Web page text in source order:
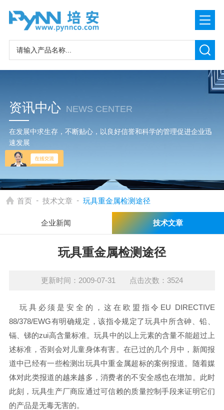
资讯中心 NEWS CENTER
在发展中求生存，不断贴心，以良好信誉和科学的管理促进企业迅
速发展
首页 - 技术文章 - 玩具重金属检测途径
企业新闻 技术文章
玩具重金属检测途径
更新时间：2009-07-31 点击次数：3524
玩具必须是安全的，这在欧盟指令EU DIRECTIVE
88/378/EWG有明确规定，该指令规定了玩具中所含砷、铅、
镉、锑的zui高含量标准。玩具中的以上元素的含量不能超过上
述标准，否则会对儿童身体有害。在已过的几个月中，新闻报
道中已经有一些检测出玩具中重金属超标的案例报道。随着媒
体对此类报道的越来越多，消费者的不安全感也在增加。此时
此刻，玩具生产厂商应通过可信赖的质量控制手段来证明它们
的产品是无毒无害的。